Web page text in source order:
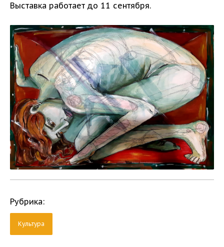
Выставка работает до 11 сентября.
Рубрика:
Культура